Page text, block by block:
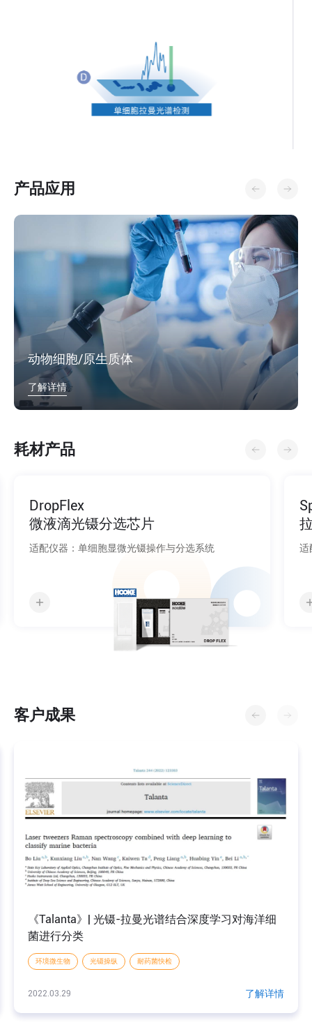
产品应用
动物细胞/原生质体
了解详情
耗材产品
DropFlex
微液滴光镊分选芯片
适配仪器：单细胞显微光镊操作与分选系统
客户成果
《Talanta》| 光镊-拉曼光谱结合深度学习对海洋细
菌进行分类
环境微生物 光镊操纵 耐药菌快检
2022.03.29 了解详情